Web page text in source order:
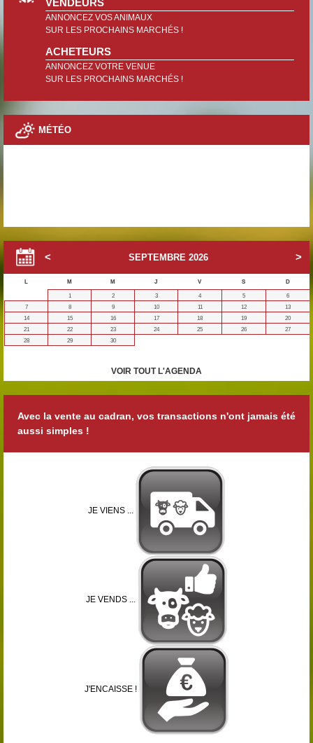
VENDEURS
ANNONCEZ VOS ANIMAUX
SUR LES PROCHAINS MARCHÉS !
ACHETEURS
ANNONCEZ VOTRE VENUE
SUR LES PROCHAINS MARCHÉS !
MÉTÉO
SEPTEMBRE 2026
L M M J V S
D
1
2 3 4 5
6
7
8 9 10 11 12
13
14
15 16 17 18 19
20
21
22 23 24 25 26
27
28
29 30
VOIR TOUT L'AGENDA
Avec la vente au cadran, vos transactions n'ont jamais été
aussi simples !
JE VIENS ...
JE VENDS ...
J'ENCAISSE !